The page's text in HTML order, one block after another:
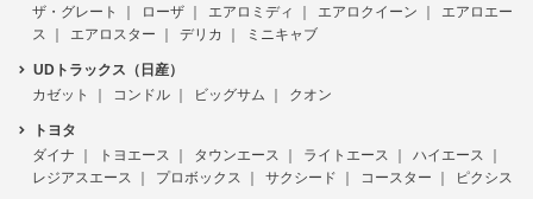
ザ・グレート
ローザ エアロミディ エアロクイーン
エアロエー
ス
エアロスター デリカ ミニキャブ
UDトラックス（日産）
カゼット
コンドル ビッグサム クオン
トヨタ
ダイナ
トヨエース タウンエース ライトエース
ハイエース
レジアスエース
プロボックス サクシード コースター ピクシス